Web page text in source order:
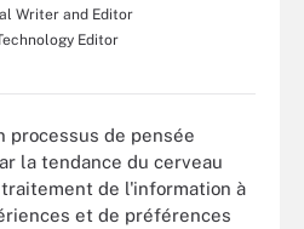
Writer and Editor
Editor
processus de pensée
la tendance du cerveau
de l'information à
et de préférences